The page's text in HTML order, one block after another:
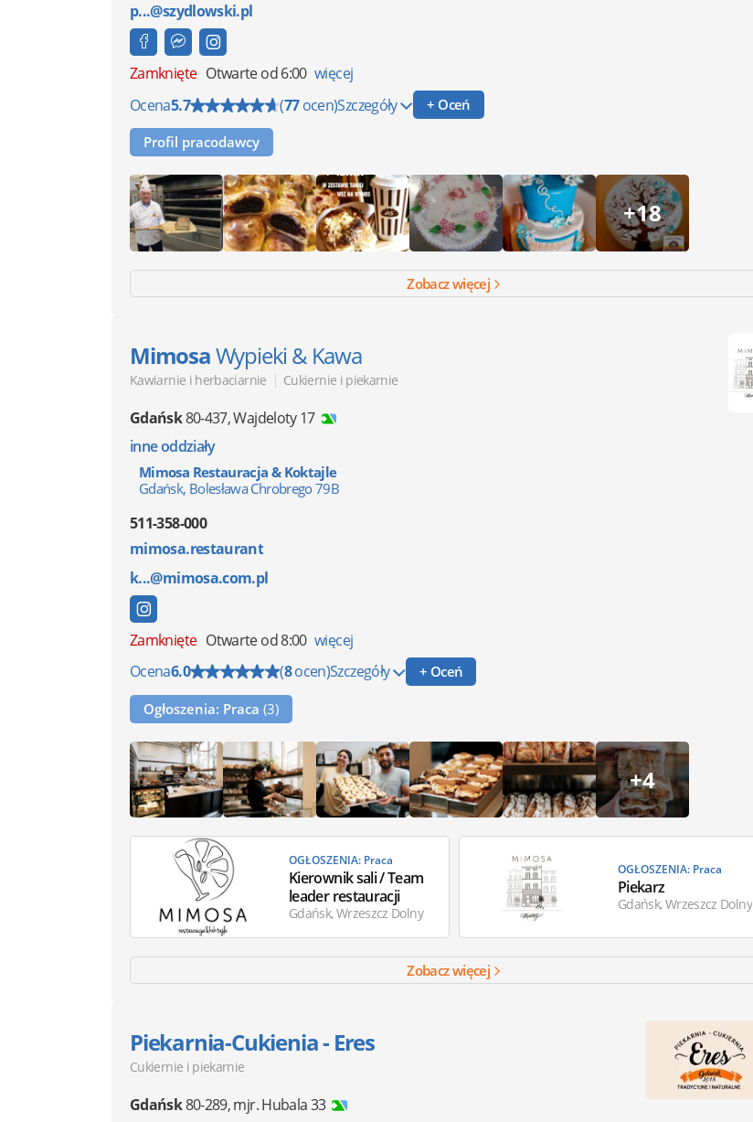
p...@szydlowski.pl
Zamknięte Otwarte od 6:00 więcej
Ocena5.7 (77ocen)Szczegóły + Oceń
Profil pracodawcy
+18
Zobacz więcej
MimosaWypieki & Kawa
Kawiarnie i herbaciarnie | Cukiernie i piekarnie
Gdańsk80-437,Wajdeloty 17
inne oddziały
Mimosa Restauracja & Koktajle
Gdańsk, Bolesława Chrobrego 79B
511-358-000
mimosa.restaurant
k...@mimosa.com.pl
Zamknięte Otwarte od 8:00 więcej
Ocena6.0 (8ocen)Szczegóły + Oceń
Ogłoszenia: Praca (3)
+4
OGŁOSZENIA: Praca
Kierownik sali / Team
leader restauracji
Gdańsk, Wrzeszcz Dolny
OGŁOSZENIA: Praca
Piekarz
Gdańsk, Wrzeszcz Dolny
Zobacz więcej
Piekarnia-Cukienia - Eres
Cukiernie i piekarnie
Gdańsk80-289,mjr. Hubala 33